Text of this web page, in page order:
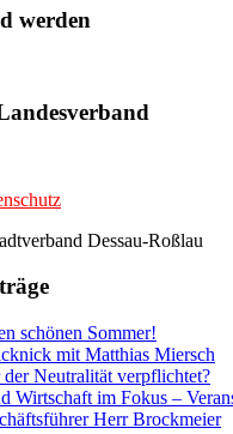
werden
Dessau-Roßlau
schönen Sommer!
mit Matthias Miersch
Neutralität verpflichtet?
Wirtschaft im Fokus –
Herr Brockmeier